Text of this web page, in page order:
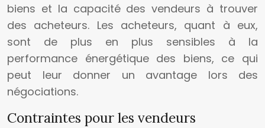
biens et la capacité des vendeurs à trouver
des acheteurs. Les acheteurs, quant à eux,
sont de plus en plus sensibles à la
performance énergétique des biens, ce qui
peut leur donner un avantage lors des
négociations.
Contraintes pour les vendeurs